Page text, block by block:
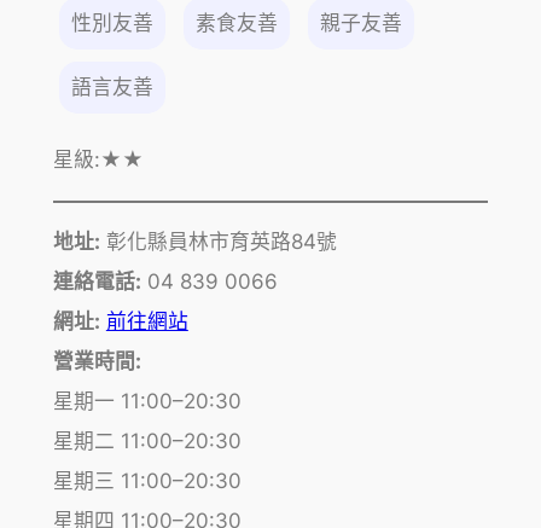
性別友善 素食友善 親子友善
語言友善
星級:★★
地址: 彰化縣員林市育英路84號
連絡電話: 04 839 0066
網址: 前往網站
營業時間:
星期一 11:00–20:30
星期二 11:00–20:30
星期三 11:00–20:30
星期四 11:00–20:30